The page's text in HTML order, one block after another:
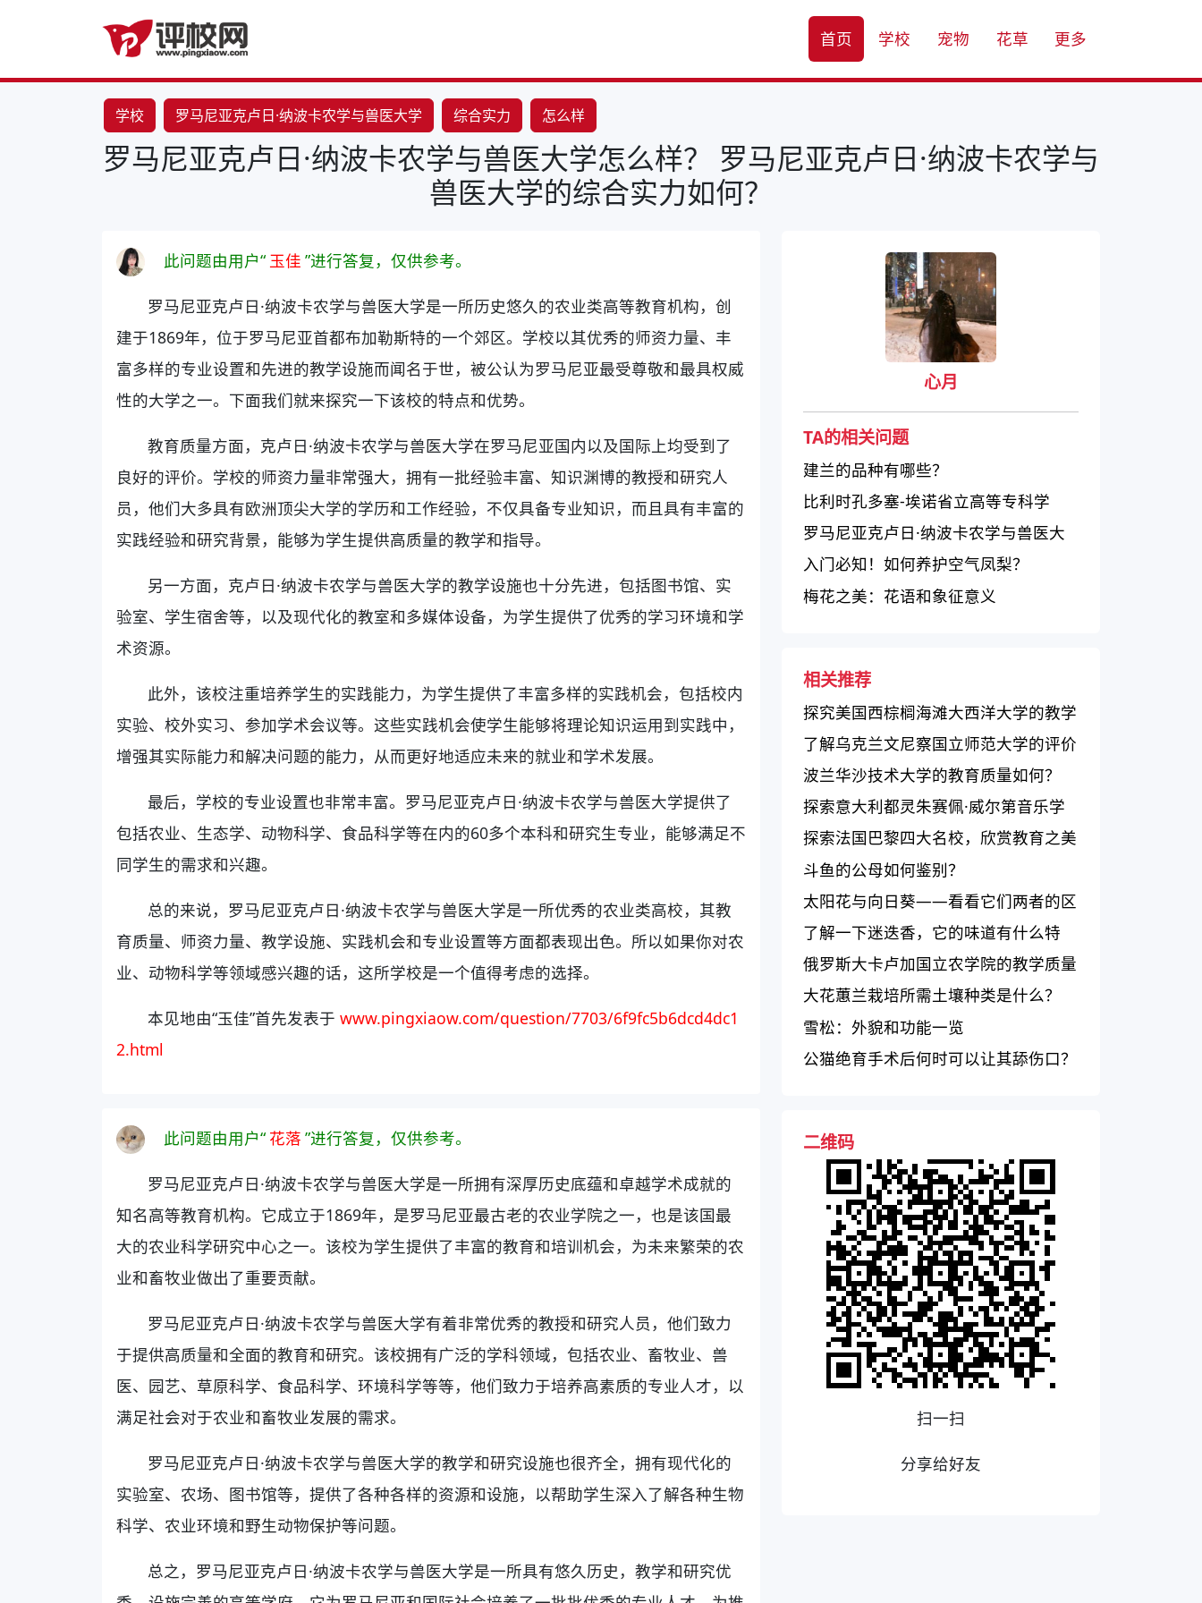
首页 学校 宠物 花草 更多
学校 罗马尼亚克卢日·纳波卡农学与兽医大学 综合实力 怎么样
罗马尼亚克卢日·纳波卡农学与兽医大学怎么样？ 罗马尼亚克卢日·纳波卡农学与
兽医大学的综合实力如何？
此问题由用户“ 玉佳 ”进行答复，仅供参考。
罗马尼亚克卢日·纳波卡农学与兽医大学是一所历史悠久的农业类高等教育机构，创
建于1869年，位于罗马尼亚首都布加勒斯特的一个郊区。学校以其优秀的师资力量、丰
富多样的专业设置和先进的教学设施而闻名于世，被公认为罗马尼亚最受尊敬和最具权威
性的大学之一。下面我们就来探究一下该校的特点和优势。
教育质量方面，克卢日·纳波卡农学与兽医大学在罗马尼亚国内以及国际上均受到了
良好的评价。学校的师资力量非常强大，拥有一批经验丰富、知识渊博的教授和研究人
员，他们大多具有欧洲顶尖大学的学历和工作经验，不仅具备专业知识，而且具有丰富的
实践经验和研究背景，能够为学生提供高质量的教学和指导。
另一方面，克卢日·纳波卡农学与兽医大学的教学设施也十分先进，包括图书馆、实
验室、学生宿舍等，以及现代化的教室和多媒体设备，为学生提供了优秀的学习环境和学
术资源。
此外，该校注重培养学生的实践能力，为学生提供了丰富多样的实践机会，包括校内
实验、校外实习、参加学术会议等。这些实践机会使学生能够将理论知识运用到实践中，
增强其实际能力和解决问题的能力，从而更好地适应未来的就业和学术发展。
最后，学校的专业设置也非常丰富。罗马尼亚克卢日·纳波卡农学与兽医大学提供了
包括农业、生态学、动物科学、食品科学等在内的60多个本科和研究生专业，能够满足不
同学生的需求和兴趣。
总的来说，罗马尼亚克卢日·纳波卡农学与兽医大学是一所优秀的农业类高校，其教
育质量、师资力量、教学设施、实践机会和专业设置等方面都表现出色。所以如果你对农
业、动物科学等领域感兴趣的话，这所学校是一个值得考虑的选择。
本见地由“玉佳”首先发表于www.pingxiaow.com/question/7703/6f9fc5b6dcd4dc1
2.html
此问题由用户“ 花落 ”进行答复，仅供参考。
罗马尼亚克卢日·纳波卡农学与兽医大学是一所拥有深厚历史底蕴和卓越学术成就的
知名高等教育机构。它成立于1869年，是罗马尼亚最古老的农业学院之一，也是该国最
大的农业科学研究中心之一。该校为学生提供了丰富的教育和培训机会，为未来繁荣的农
业和畜牧业做出了重要贡献。
罗马尼亚克卢日·纳波卡农学与兽医大学有着非常优秀的教授和研究人员，他们致力
于提供高质量和全面的教育和研究。该校拥有广泛的学科领域，包括农业、畜牧业、兽
医、园艺、草原科学、食品科学、环境科学等等，他们致力于培养高素质的专业人才，以
满足社会对于农业和畜牧业发展的需求。
罗马尼亚克卢日·纳波卡农学与兽医大学的教学和研究设施也很齐全，拥有现代化的
实验室、农场、图书馆等，提供了各种各样的资源和设施，以帮助学生深入了解各种生物
科学、农业环境和野生动物保护等问题。
总之，罗马尼亚克卢日·纳波卡农学与兽医大学是一所具有悠久历史，教学和研究优
心月
TA的相关问题
建兰的品种有哪些？
比利时孔多塞-埃诺省立高等专科学
校：实践导向的就业能力培养
罗马尼亚克卢日·纳波卡农学与兽医大
学的综合实力如何？
入门必知！如何养护空气凤梨？
梅花之美：花语和象征意义
相关推荐
探究美国西棕榈海滩大西洋大学的教学
与生活
了解乌克兰文尼察国立师范大学的评价
波兰华沙技术大学的教育质量如何？
探索意大利都灵朱赛佩·威尔第音乐学
院：教学质量、设施、学生生活
探索法国巴黎四大名校，欣赏教育之美
斗鱼的公母如何鉴别？
太阳花与向日葵——看看它们两者的区
别是什么！
了解一下迷迭香，它的味道有什么特
点？
俄罗斯大卡卢加国立农学院的教学质量
如何？
大花蕙兰栽培所需土壤种类是什么？
雪松：外貌和功能一览
公猫绝育手术后何时可以让其舔伤口？
二维码
扫一扫
分享给好友